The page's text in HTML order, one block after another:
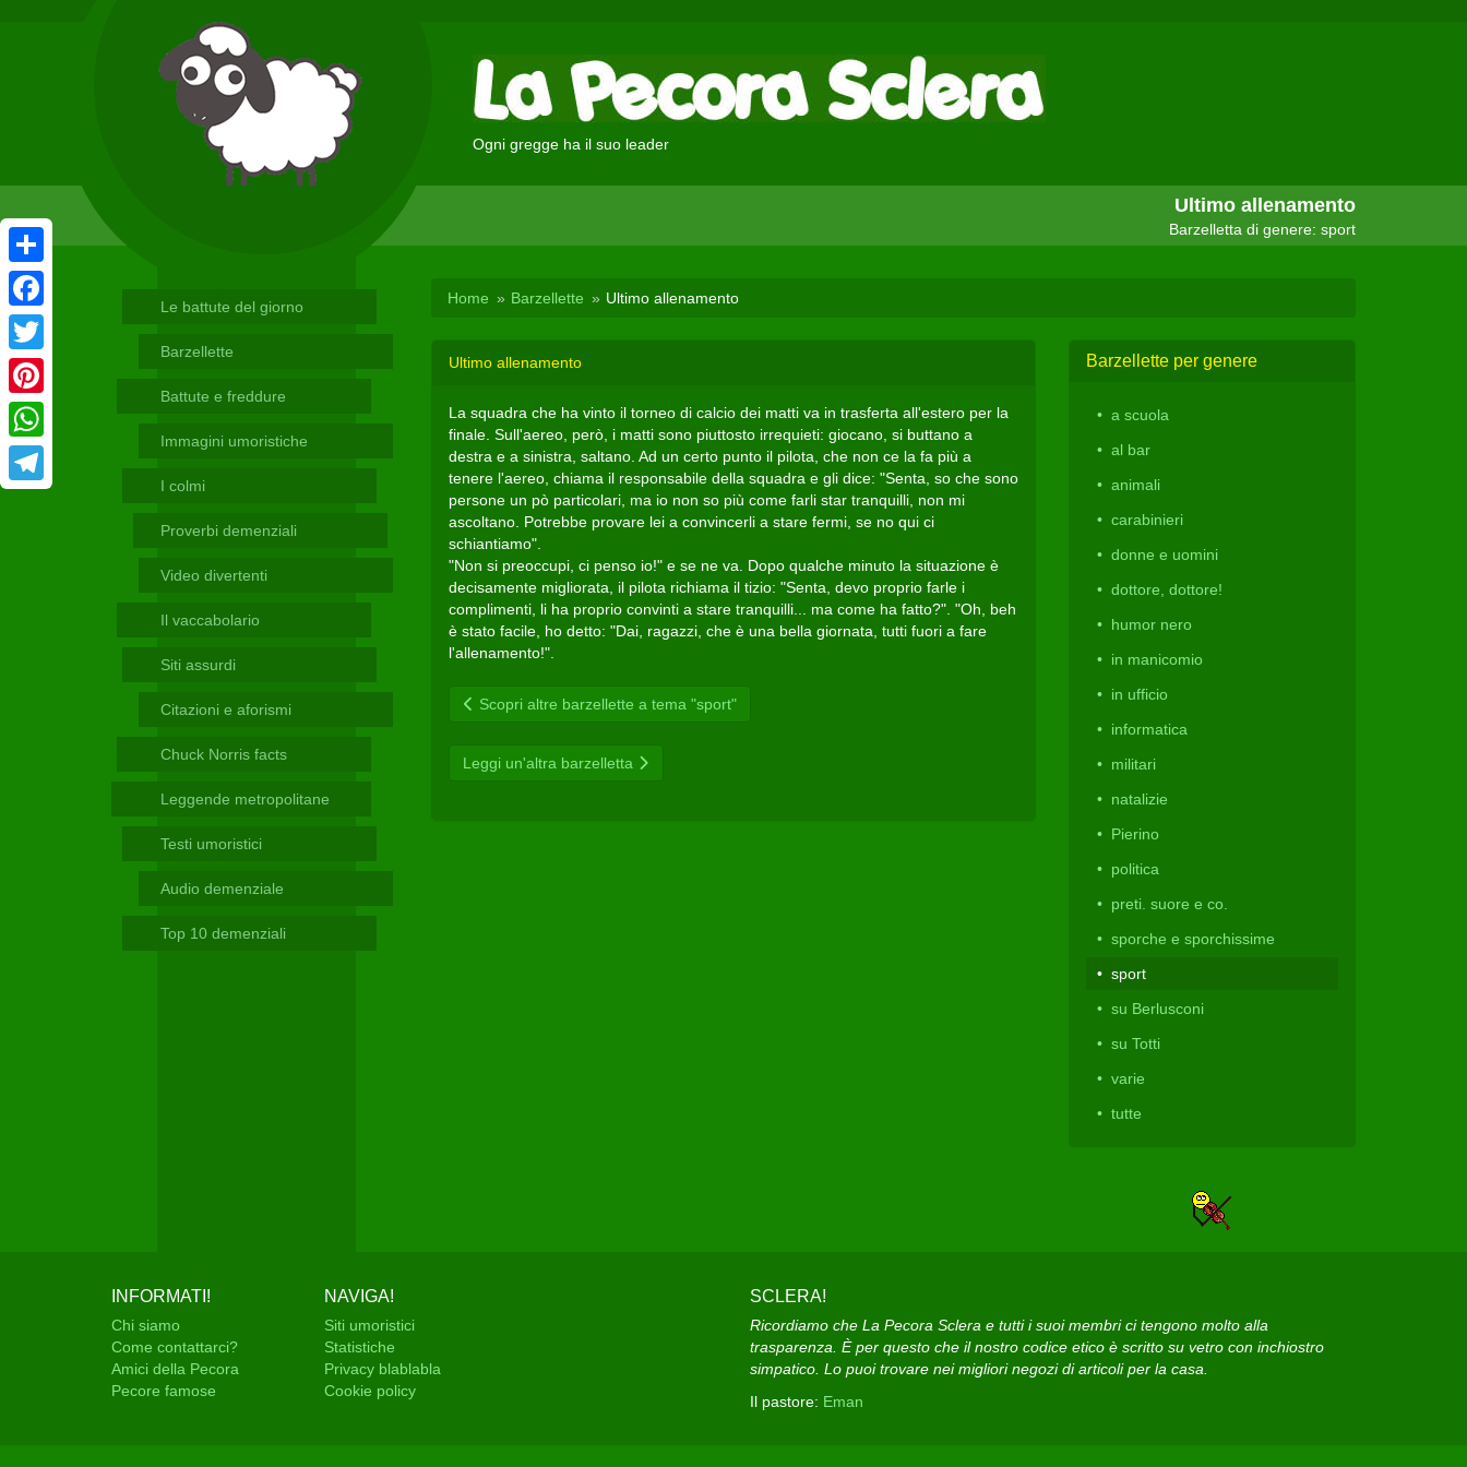
Ogni gregge ha il suo leader
Ultimo allenamento
Barzelletta di genere: sport
Le battute del giorno
Barzellette
Battute e freddure
Immagini umoristiche
I colmi
Proverbi demenziali
Video divertenti
Il vaccabolario
Siti assurdi
Citazioni e aforismi
Chuck Norris facts
Leggende metropolitane
Testi umoristici
Audio demenziale
Top 10 demenziali
Home Barzellette Ultimo allenamento
Ultimo allenamento
La squadra che ha vinto il torneo di calcio dei matti va in trasferta all'estero per la
finale. Sull'aereo, però, i matti sono piuttosto irrequieti: giocano, si buttano a
destra e a sinistra, saltano. Ad un certo punto il pilota, che non ce la fa più a
tenere l'aereo, chiama il responsabile della squadra e gli dice: "Senta, so che sono
persone un pò particolari, ma io non so più come farli star tranquilli, non mi
ascoltano. Potrebbe provare lei a convincerli a stare fermi, se no qui ci
schiantiamo".
"Non si preoccupi, ci penso io!" e se ne va. Dopo qualche minuto la situazione è
decisamente migliorata, il pilota richiama il tizio: "Senta, devo proprio farle i
complimenti, li ha proprio convinti a stare tranquilli... ma come ha fatto?". "Oh, beh
è stato facile, ho detto: "Dai, ragazzi, che è una bella giornata, tutti fuori a fare
l'allenamento!".
Scopri altre barzellette a tema "sport"
Leggi un'altra barzelletta
Barzellette per genere
a scuola
al bar
animali
carabinieri
donne e uomini
dottore, dottore!
humor nero
in manicomio
in ufficio
informatica
militari
natalizie
Pierino
politica
preti. suore e co.
sporche e sporchissime
sport
su Berlusconi
su Totti
varie
tutte
INFORMATI!
Chi siamo
Come contattarci?
Amici della Pecora
Pecore famose
NAVIGA!
Siti umoristici
Statistiche
Privacy blablabla
Cookie policy
SCLERA!
Ricordiamo che La Pecora Sclera e tutti i suoi membri ci tengono molto alla
trasparenza. È per questo che il nostro codice etico è scritto su vetro con inchiostro
simpatico. Lo puoi trovare nei migliori negozi di articoli per la casa.
Il pastore: Eman
Condividi
Facebook
Twitter
Pinterest
WhatsApp